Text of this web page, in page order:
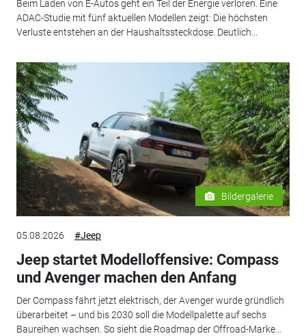
Beim Laden von E-Autos geht ein Teil der Energie verloren. Eine
ADAC-Studie mit fünf aktuellen Modellen zeigt: Die höchsten
Verluste entstehen an der Haushaltssteckdose. Deutlich...
Bildergalerie
05.08.2026 #Jeep
Jeep startet Modelloffensive: Compass
und Avenger machen den Anfang
Der Compass fährt jetzt elektrisch, der Avenger wurde gründlich
überarbeitet – und bis 2030 soll die Modellpalette auf sechs
Baureihen wachsen. So sieht die Roadmap der Offroad-Marke...